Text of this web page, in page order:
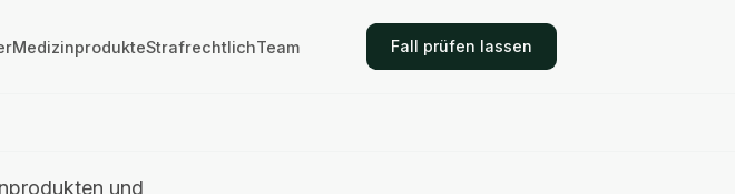
MedizinprodukteStrafrechtlichTeam Fall prüfen lassen
und